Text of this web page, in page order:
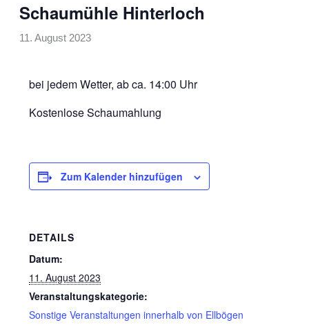
Schaumühle Hinterloch
11. August 2023
bei jedem Wetter, ab ca. 14:00 Uhr
Kostenlose Schaumahlung
Zum Kalender hinzufügen
DETAILS
Datum:
11. August 2023
Veranstaltungskategorie:
Sonstige Veranstaltungen innerhalb von Ellbögen